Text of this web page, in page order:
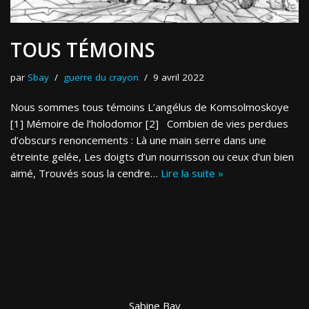
TOUS TÉMOINS
par Sbay guerre du crayon 9 avril 2022
Nous sommes tous témoins L’angélus de Komsolmoskoye
[1] Mémoire de l’holodomor [2] Combien de vies perdues
d’obscurs renoncements : Là une main serre dans une
étreinte gelée, Les doigts d’un nourrisson ou ceux d’un bien
aimé, Trouvés sous la cendre… Lire la suite »
Sabine Bay